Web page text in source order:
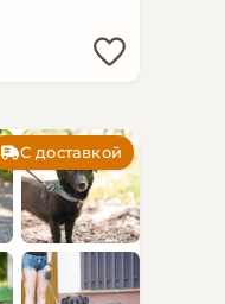
С доставкой